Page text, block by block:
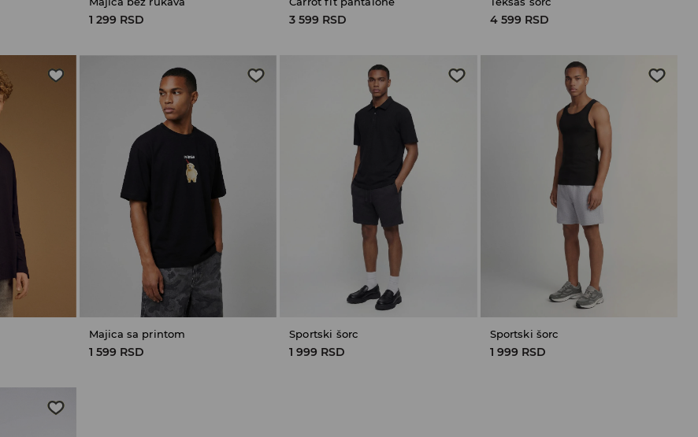
1 299 RSD 3 599 RSD 4 599 RSD
Majica sa printom
1 599 RSD
Sportski šorc
1 999 RSD
Sportski šorc
1 999 RSD